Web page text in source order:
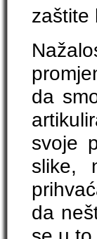
zaštite
da
svoje
slike,
da